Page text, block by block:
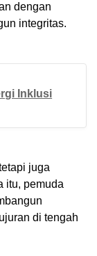
dengan
integritas.
Inklusi
juga
itu, pemuda
di tengah